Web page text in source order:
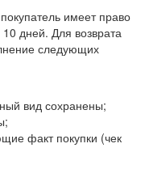
имеет право
дней. Для возврата
следующих
вид сохранены;
факт покупки (чек